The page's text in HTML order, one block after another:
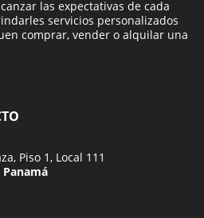
las expectativas de cada
servicios personalizados
comprar, vender o alquilar una
Piso 1, Local 111
Panamá